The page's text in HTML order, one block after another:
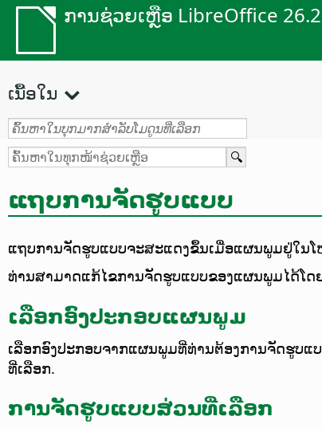
ການຊ່ວຍເຫຼືອ LibreOffice 26.2
ເນື້ອໃນ
ແຖບການຈັດຮູບແບບ
ແຖບການຈັດຮູບແບບຈະສະແດງຂຶ້ນເມື່ອແຜນພູມຢູ່ໃນ
ທ່ານສາມາດແກ້ໄຂການຈັດຮູບແບບຂອງແຜນພູມໄດ້ໂ
ເລືອກອົງປະກອບແຜນພູມ
ເລືອກອົງປະກອບຈາກແຜນພູມທີ່ທ່ານຕ້ອງການຈັດຮູບແ
ທີ່ເລືອກ.
ການຈັດຮູບແບບສ່ວນທີ່ເລືອກ